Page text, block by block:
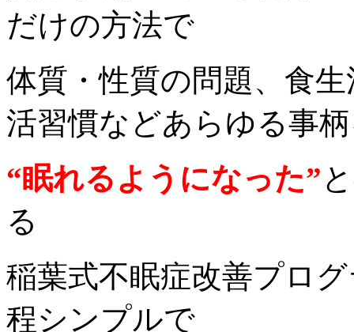
だけの方法で
体質・性質の問題、食
活習慣などあらゆる事
“眠れるようになった”
る
稲葉式不眠症改善プロ
程シンプルで